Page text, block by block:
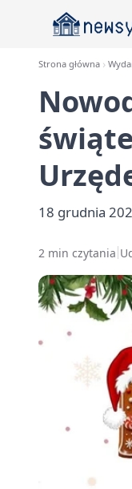
Strona główna
18 grudnia
2 min czytania